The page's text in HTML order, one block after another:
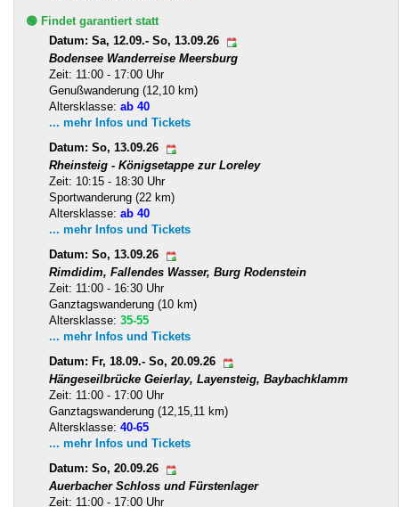
🟢 Findet garantiert statt
Datum: Sa, 12.09.- So, 13.09.26
Bodensee Wanderreise Meersburg
Zeit: 11:00 - 17:00 Uhr
Genußwanderung (12,10 km)
Altersklasse: ab 40
... mehr Infos und Tickets
Datum: So, 13.09.26
Rheinsteig - Königsetappe zur Loreley
Zeit: 10:15 - 18:30 Uhr
Sportwanderung (22 km)
Altersklasse: ab 40
... mehr Infos und Tickets
Datum: So, 13.09.26
Rimdidim, Fallendes Wasser, Burg Rodenstein
Zeit: 11:00 - 16:30 Uhr
Ganztagswanderung (10 km)
Altersklasse: 35-55
... mehr Infos und Tickets
Datum: Fr, 18.09.- So, 20.09.26
Hängeseilbrücke Geierlay, Layensteig, Baybachklamm
Zeit: 11:00 - 17:00 Uhr
Ganztagswanderung (12,15,11 km)
Altersklasse: 40-65
... mehr Infos und Tickets
Datum: So, 20.09.26
Auerbacher Schloss und Fürstenlager
Zeit: 11:00 - 17:00 Uhr